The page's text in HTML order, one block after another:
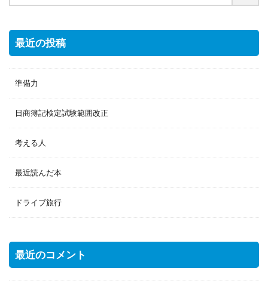
最近の投稿
準備力
日商簿記検定試験範囲改正
考える人
最近読んだ本
ドライブ旅行
最近のコメント